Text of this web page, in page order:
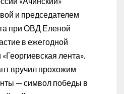
и председателем
при ОВД Еленой
в ежегодной
лента».
вручил прохожим
— символ победы в